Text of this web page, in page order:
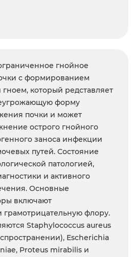
гнойное
с формированием
который редставляет
форму
почки и может
острого гнойного
заноса инфекции
путей. Состояние
патологией,
и активного
Основные
включают
флору.
Staphylococcus aureus
Escherichia
Proteus mirabilis и